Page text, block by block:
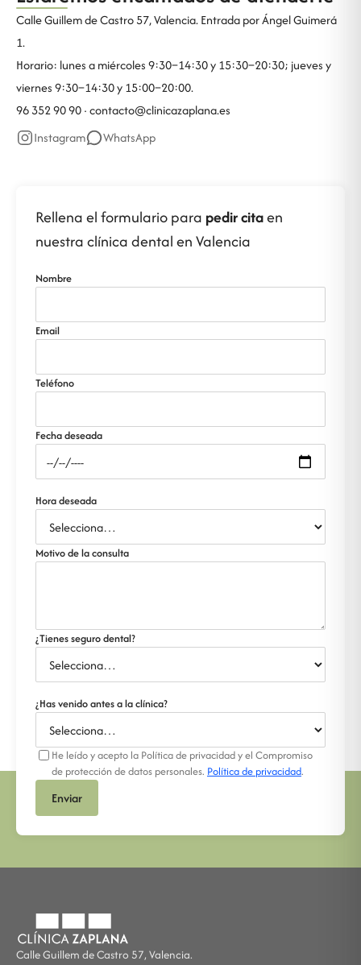
Calle Guillem de Castro 57, Valencia. Entrada por Ángel Guimerá
1.
Horario: lunes a miércoles 9:30–14:30 y 15:30–20:30; jueves y
viernes 9:30–14:30 y 15:00–20:00.
96 352 90 90 ·contacto@clinicazaplana.es
Instagram
WhatsApp
Rellena el formulario para pedir citaen
nuestra clínica dental en Valencia
Nombre
Email
Teléfono
Fecha deseada
Hora deseada
Motivo de la consulta
¿Tienes seguro dental?
¿Has venido antes a la clínica?
He leído y acepto la Política de privacidad y el Compromiso
de protección de datos personales. Política de privacidad.
Enviar
Calle Guillem de Castro 57, Valencia.